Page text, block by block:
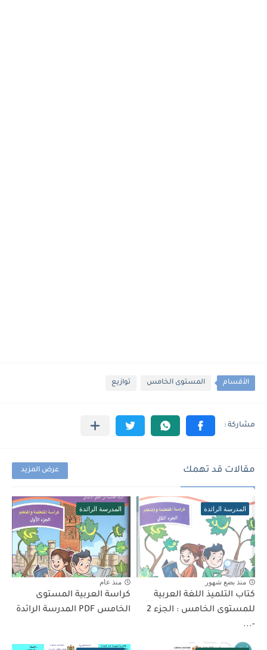
الأقسام المستوى الخامس توازيع
مقالات قد تهمك عرض المزيد
المدرسة الرائدة
منذ بضع شهور
كتاب التلميذ اللغة العربية
للمستوى الخامس : الجزء 2
-...
المدرسة الرائدة
منذ عام
كراسة العربية المستوى
الخامس PDF المدرسة الرائدة